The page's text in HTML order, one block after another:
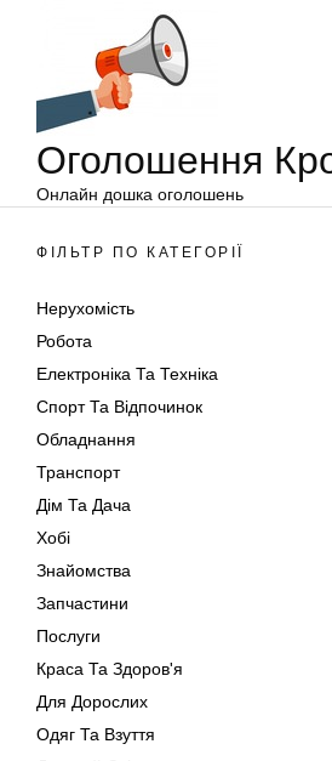
Оголошення
Онлайн дошка оголошень
ФІЛЬТР ПО КАТЕГОРІЇ
Нерухомість
Робота
Електроніка Та Техніка
Спорт Та Відпочинок
Обладнання
Транспорт
Дім Та Дача
Хобі
Знайомства
Запчастини
Послуги
Краса Та Здоров'я
Для Дорослих
Одяг Та Взуття